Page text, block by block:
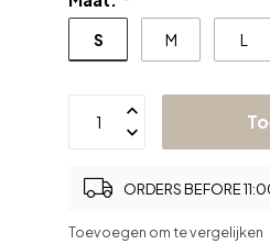
S M L
ORDERS BEFORE
Toevoegen om te vergelijken